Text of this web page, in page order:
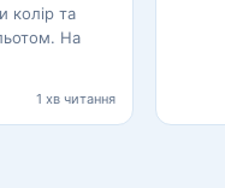
колір та
На
1 хв читання